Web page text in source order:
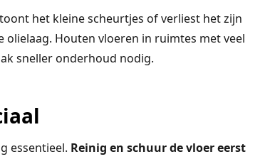
het kleine scheurtjes of verliest het zijn
Houten vloeren in ruimtes met veel
sneller onderhoud nodig.
essentieel. Reinig en schuur de vloer eerst